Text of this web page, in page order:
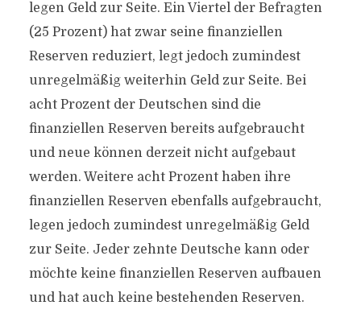
legen Geld zur Seite. Ein Viertel der Befragten
(25 Prozent) hat zwar seine finanziellen
Reserven reduziert, legt jedoch zumindest
unregelmäßig weiterhin Geld zur Seite. Bei
acht Prozent der Deutschen sind die
finanziellen Reserven bereits aufgebraucht
und neue können derzeit nicht aufgebaut
werden. Weitere acht Prozent haben ihre
finanziellen Reserven ebenfalls aufgebraucht,
legen jedoch zumindest unregelmäßig Geld
zur Seite. Jeder zehnte Deutsche kann oder
möchte keine finanziellen Reserven aufbauen
und hat auch keine bestehenden Reserven.